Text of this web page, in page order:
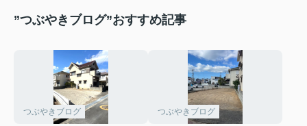
”つぶやきブログ”おすすめ記事
つぶやきブログ つぶやきブログ